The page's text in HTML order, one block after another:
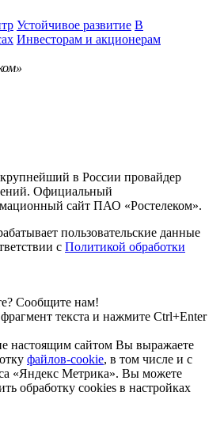
Устойчивое развитие В
Инвесторам и акционерам
в России провайдер
Официальный
сайт ПАО «Ростелеком».
пользовательские данные
с Политикой обработки
Сообщите нам!
текста и нажмите Ctrl+Enter
настоящим сайтом Вы выражаете
файлов-cookie, в том числе и с
«Яндекс Метрика». Вы можете
обработку cookies в настройках